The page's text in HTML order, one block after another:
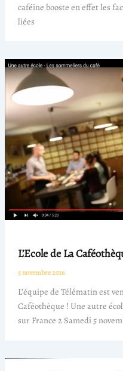
caféine booste en effet les
liées
L’Ecole de La
5 novembre 2016
L’équipe de Télématin est
Caféothèque ! Une autre
sur France 2 Samedi 5